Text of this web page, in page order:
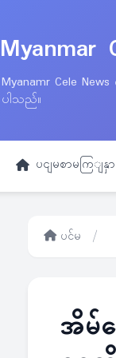
Myanmar
Myanamr Cele
ပါသည်။
ပငျမစာမကြျနှာ
ပင်မ /
အိမ်